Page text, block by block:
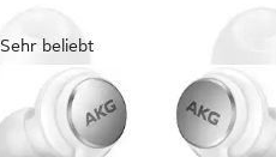
Sehr beliebt
SAMSUNG
EO-IC100 Earphones USB Type-C,
Sound by AKG In-Ear-Kopfhörer